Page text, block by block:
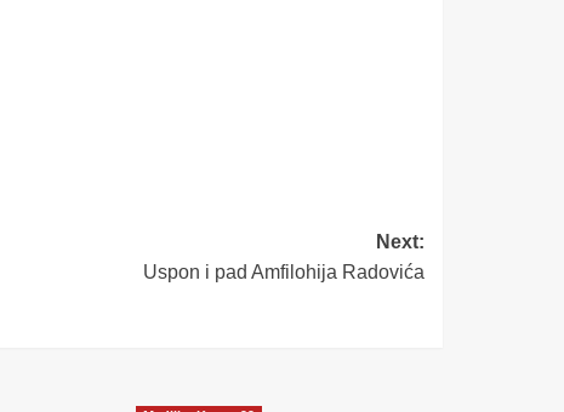
Next:
Uspon i pad Amfilohija Radovića